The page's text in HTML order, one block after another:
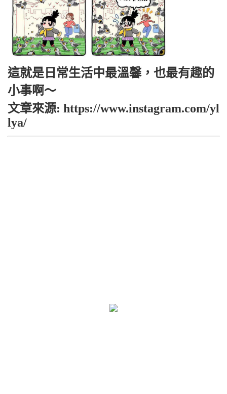
這就是日常生活中最溫馨，也最有趣的
小事啊～
文章來源: https://www.instagram.com/yl
lya/